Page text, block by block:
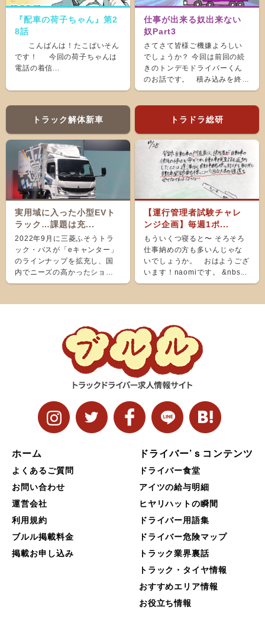
『配車の荷子ちゃん』第2
8話
こんばんは！たこぱいそん
です！ 今回の荷子ちゃんは
電話の着信...
仕事が出来る奴出来ない
奴Part3
さてさて皆様ご機嫌よろしい
でしょうか？ 今回は前回の続
きのトンデモドライバーくん
のお話です。 積み込みを終
え、ホッと...
トラック解体新車
実用域に入った小型EVト
ラック…課題は充...
2022年9月に三菱ふそうトラ
ック・バスが「eキャンター」
のラインナップを拡充し、国
内でニーズの高かったショー
ト＆ナローボディ（G...
トラドラ総研
【運行管理者試験チャレ
ンジ企画】毎週1ポ...
もういくつ寝ると〜 そろそろ
仕事納めの方も多いんじゃな
いでしょうか。 おはようござ
います！naomiです。 &nbs...
ホーム
よくあるご質問
お問い合わせ
運営会社
利用規約
ブルル掲載料金
掲載お申し込み
ドライバー’ｓコンテンツ
ドライバー食堂
アイツの給与明細
ヒヤリハットの瞬間
ドライバー用語集
ドライバー危険マップ
トラック業界裏話
トラック・タイヤ情報
おすすめエリア情報
お役立ち情報